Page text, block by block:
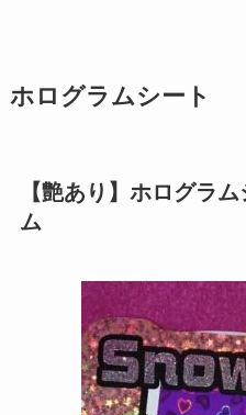
ホログラムシート
【艶あり】ホログラ
ム